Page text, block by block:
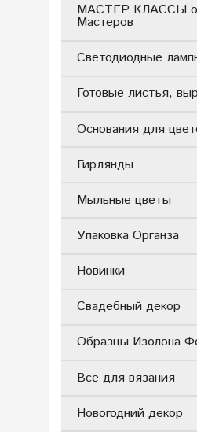
МАСТЕР КЛАССЫ
Мастеров
Светодиодные
Готовые листья,
Основания для
Гирлянды
Мыльные цветы
Упаковка Органза
Новинки
Свадебный декор
Образцы Изолона
Все для вязания
Новогодний декор